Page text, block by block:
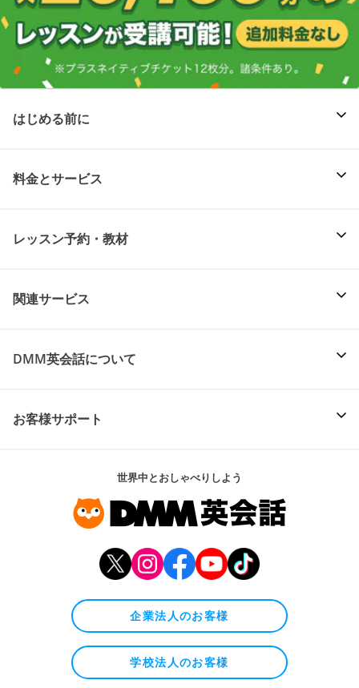
はじめる前に
料金とサービス
レッスン予約・教材
関連サービス
DMM英会話について
お客様サポート
世界中とおしゃべりしよう
企業法人のお客様
学校法人のお客様